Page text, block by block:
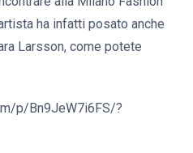
ha infatti posato anche
Larsson, come potete
p/Bn9JeW7i6FS/?